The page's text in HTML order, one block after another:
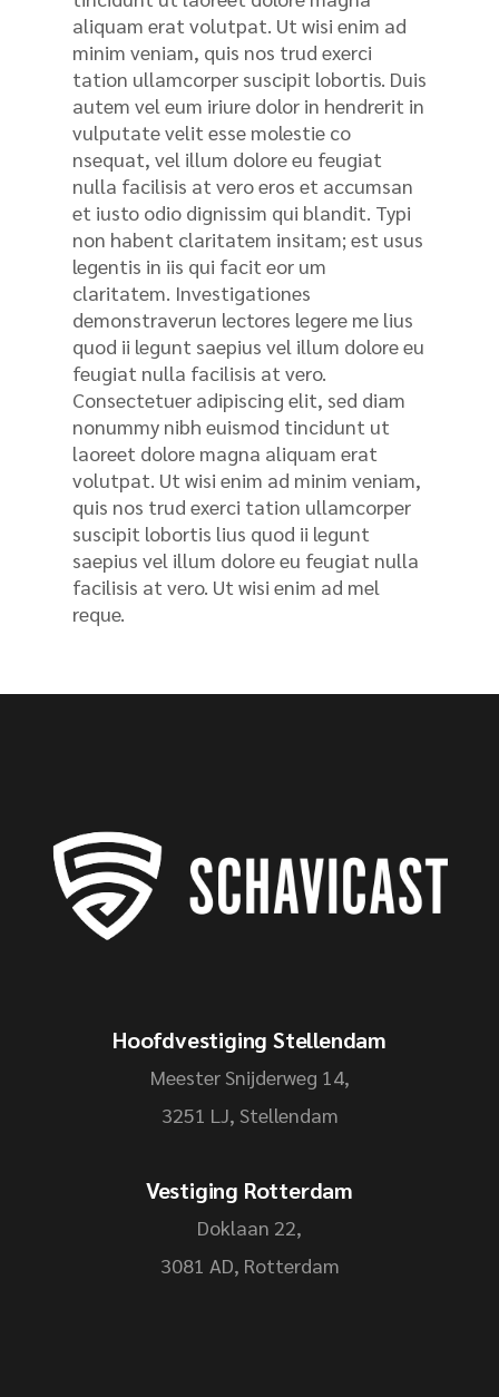
aliquam erat volutpat. Ut wisi enim ad
minim veniam, quis nos trud exerci
tation ullamcorper suscipit lobortis. Duis
autem vel eum iriure dolor in hendrerit in
vulputate velit esse molestie co
nsequat, vel illum dolore eu feugiat
nulla facilisis at vero eros et accumsan
et iusto odio dignissim qui blandit. Typi
non habent claritatem insitam; est usus
legentis in iis qui facit eor um
claritatem. Investigationes
demonstraverun lectores legere me lius
quod ii legunt saepius vel illum dolore eu
feugiat nulla facilisis at vero.
Consectetuer adipiscing elit, sed diam
nonummy nibh euismod tincidunt ut
laoreet dolore magna aliquam erat
volutpat. Ut wisi enim ad minim veniam,
quis nos trud exerci tation ullamcorper
suscipit lobortis lius quod ii legunt
saepius vel illum dolore eu feugiat nulla
facilisis at vero. Ut wisi enim ad mel
reque.
Hoofdvestiging Stellendam
Meester Snijderweg 14,
3251 LJ, Stellendam
Vestiging Rotterdam
Doklaan 22,
3081 AD, Rotterdam